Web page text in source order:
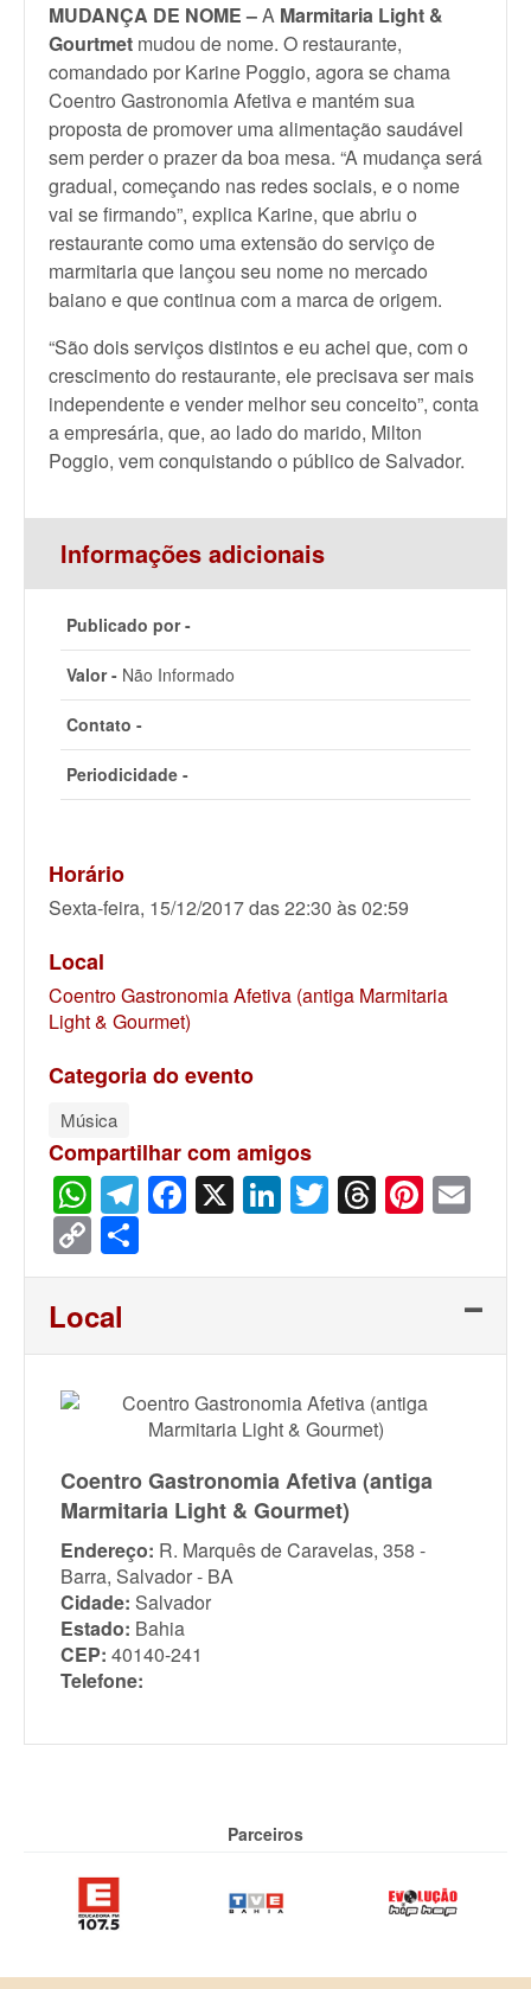
MUDANÇA DE NOME –A Marmitaria Light &
Gourtmet mudou de nome. O restaurante,
comandado por Karine Poggio, agora se chama
Coentro Gastronomia Afetiva e mantém sua
proposta de promover uma alimentação saudável
sem perder o prazer da boa mesa. “A mudança será
gradual, começando nas redes sociais, e o nome
vai se firmando”, explica Karine, que abriu o
restaurante como uma extensão do serviço de
marmitaria que lançou seu nome no mercado
baiano e que continua com a marca de origem.
“São dois serviços distintos e eu achei que, com o
crescimento do restaurante, ele precisava ser mais
independente e vender melhor seu conceito”, conta
a empresária, que, ao lado do marido, Milton
Poggio, vem conquistando o público de Salvador.
Informações adicionais
Publicado por -
Valor - Não Informado
Contato -
Periodicidade -
Horário
Sexta-feira, 15/12/2017 das 22:30 às 02:59
Local
Coentro Gastronomia Afetiva (antiga Marmitaria
Light & Gourmet)
Categoria do evento
Música
Compartilhar com amigos
WhatsApp
Telegram
Facebook
X LinkedIn
Twitter
Threads
Copy
Link
Local
Coentro Gastronomia Afetiva (antiga
Marmitaria Light & Gourmet)
Endereço: R. Marquês de Caravelas, 358 -
Barra, Salvador - BA
Cidade: Salvador
Estado: Bahia
CEP: 40140-241
Telefone:
Parceiros